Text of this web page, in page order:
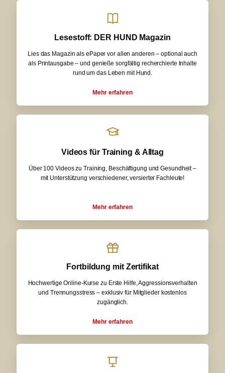
Lesestoff: DER HUND Magazin
Lies das Magazin als ePaper vor allen anderen – optional auch
als Printausgabe – und genieße sorgfältig recherchierte Inhalte
rund um das Leben mit Hund.
Mehr erfahren
Videos für Training & Alltag
Über 100 Videos zu Training, Beschäftigung und Gesundheit –
mit Unterstützung verschiedener, versierter Fachleute!
Mehr erfahren
Fortbildung mit Zertifikat
Hochwertige Online-Kurse zu Erste Hilfe, Aggressionsverhalten
und Trennungsstress – exklusiv für Mitglieder kostenlos
zugänglich.
Mehr erfahren